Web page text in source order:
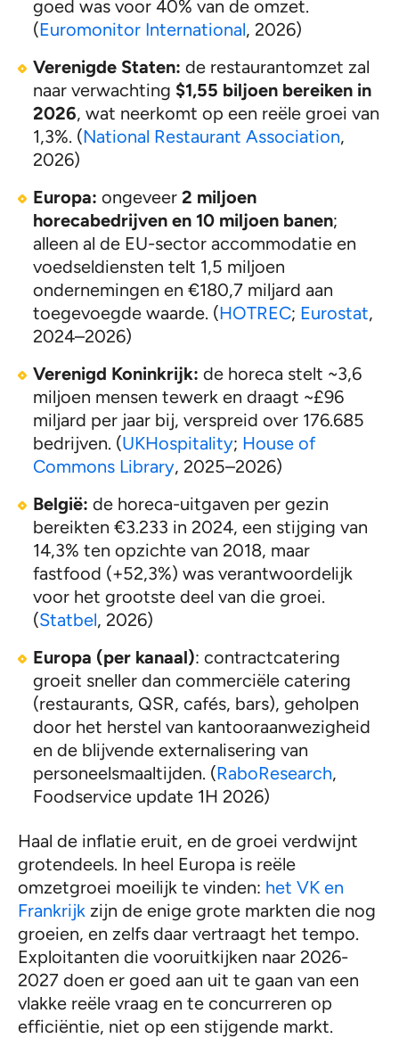
goed was voor 40% van de omzet.
(Euromonitor International, 2026)
Verenigde Staten: de restaurantomzet zal
naar verwachting $1,55 biljoen bereiken in
2026, wat neerkomt op een reële groei van
1,3%. (National Restaurant Association,
2026)
Europa: ongeveer 2 miljoen
horecabedrijven en 10 miljoen banen;
alleen al de EU-sector accommodatie en
voedseldiensten telt 1,5 miljoen
ondernemingen en €180,7 miljard aan
toegevoegde waarde. (HOTREC; Eurostat,
2024–2026)
Verenigd Koninkrijk: de horeca stelt ~3,6
miljoen mensen tewerk en draagt ~£96
miljard per jaar bij, verspreid over 176.685
bedrijven. (UKHospitality; House of
Commons Library, 2025–2026)
België: de horeca-uitgaven per gezin
bereikten €3.233 in 2024, een stijging van
14,3% ten opzichte van 2018, maar
fastfood (+52,3%) was verantwoordelijk
voor het grootste deel van die groei.
(Statbel, 2026)
Europa (per kanaal): contractcatering
groeit sneller dan commerciële catering
(restaurants, QSR, cafés, bars), geholpen
door het herstel van kantooraanwezigheid
en de blijvende externalisering van
personeelsmaaltijden. (RaboResearch,
Foodservice update 1H 2026)
Haal de inflatie eruit, en de groei verdwijnt
grotendeels. In heel Europa is reële
omzetgroei moeilijk te vinden: het VK en
Frankrijk zijn de enige grote markten die nog
groeien, en zelfs daar vertraagt het tempo.
Exploitanten die vooruitkijken naar 2026-
2027 doen er goed aan uit te gaan van een
vlakke reële vraag en te concurreren op
efficiëntie, niet op een stijgende markt.